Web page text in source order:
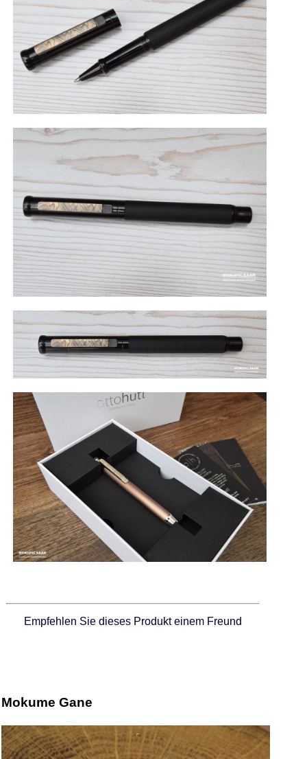
Empfehlen Sie dieses Produkt einem Freund
Mokume Gane